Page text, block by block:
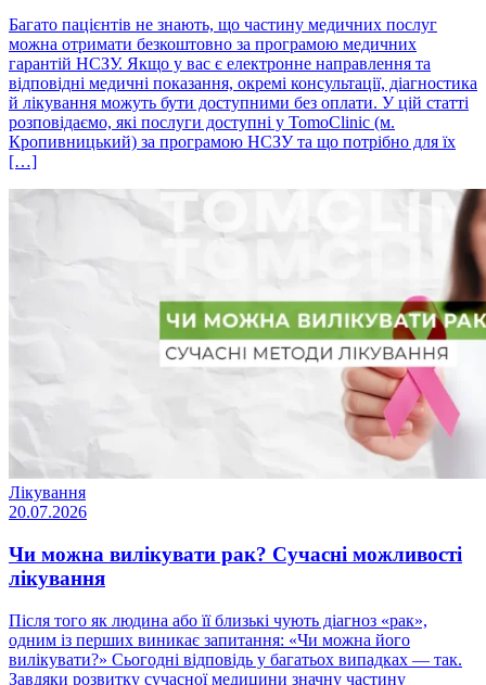
Багато пацієнтів не знають, що частину медичних послуг
можна отримати безкоштовно за програмою медичних
гарантій НСЗУ. Якщо у вас є електронне направлення та
відповідні медичні показання, окремі консультації, діагностика
й лікування можуть бути доступними без оплати. У цій статті
розповідаємо, які послуги доступні у TomoClinic (м.
Кропивницький) за програмою НСЗУ та що потрібно для їх
[…]
Лікування
20.07.2026
Чи можна вилікувати рак? Сучасні можливості
лікування
Після того як людина або її близькі чують діагноз «рак»,
одним із перших виникає запитання: «Чи можна його
вилікувати?» Сьогодні відповідь у багатьох випадках — так.
Завдяки розвитку сучасної медицини значну частину